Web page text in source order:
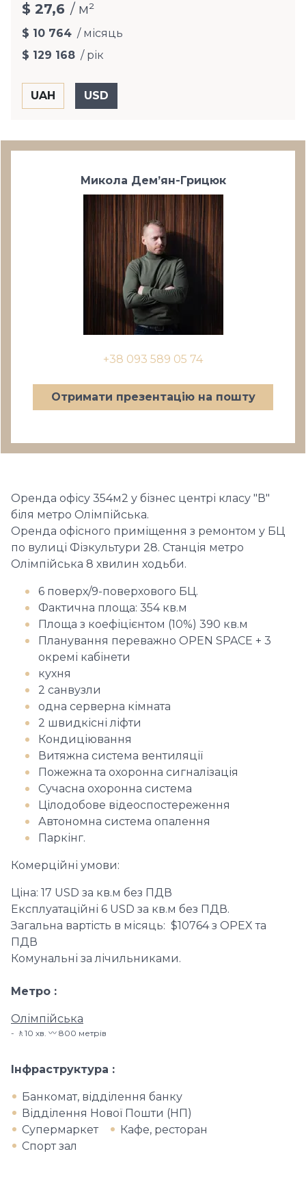
$ 27,6 / м²
$ 10 764 / місяць
$ 129 168 / рік
Микола Дем’ян-Грицюк
+38 093 589 05 74
Отримати презентацію на пошту
Оренда офісу 354м2 у бізнес центрі класу "В"
біля метро Олімпійська.
Оренда офісного приміщення з ремонтом у БЦ
по вулиці Фізкультури 28. Станція метро
Олімпійська 8 хвилин ходьби.
6 поверх/9-поверхового БЦ.
Фактична площа: 354 кв.м
Площа з коефіцієнтом (10%) 390 кв.м
Планування переважно OPEN SPACE + 3
окремі кабінети
кухня
2 санвузли
одна серверна кімната
2 швидкісні ліфти
Кондиціювання
Витяжна система вентиляції
Пожежна та охоронна сигналізація
Сучасна охоронна система
Цілодобове відеоспостереження
Автономна система опалення
Паркінг.
Комерційні умови:
Ціна: 17 USD за кв.м без ПДВ
Експлуатаційні 6 USD за кв.м без ПДВ.
Загальна вартість в місяць: $10764 з OPEX та
ПДВ
Комунальні за лічильниками.
Метро
Олімпійська
🚶10 хв​. 〰️ 800 метрів
Інфраструктура
Банкомат, відділення банку
Відділення Нової Пошти (НП)
Супермаркет
Кафе, ресторан
Спорт зал